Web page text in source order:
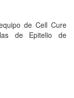
de Cell Cure
de Epitelio de